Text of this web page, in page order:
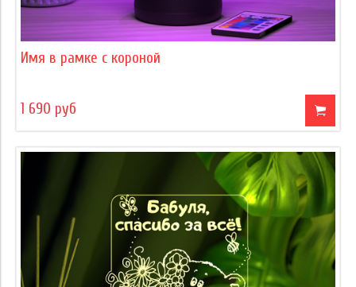
Имя в рамке с короной
1 690 руб